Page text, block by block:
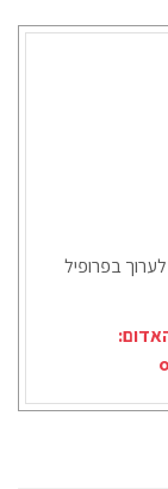
בפרופיל